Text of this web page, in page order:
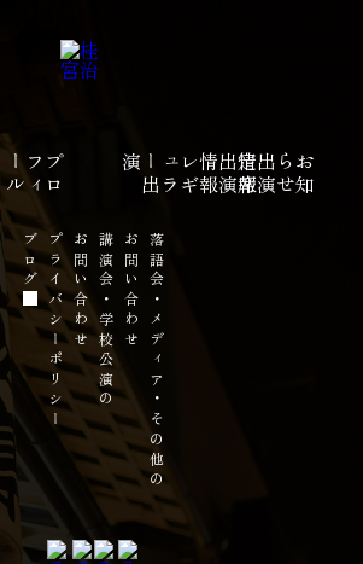
お
知
ら
せ
出
演
情
報
定
席
出
演
情
報
レ
ギ
ュ
ラ
ー
出
演
プ
ロ
フ
ィ
ー
ル
落語会・メディア・その他の
お問い合わせ
講演会・学校公演の
お問い合わせ
プライバシーポリシー
ブログ